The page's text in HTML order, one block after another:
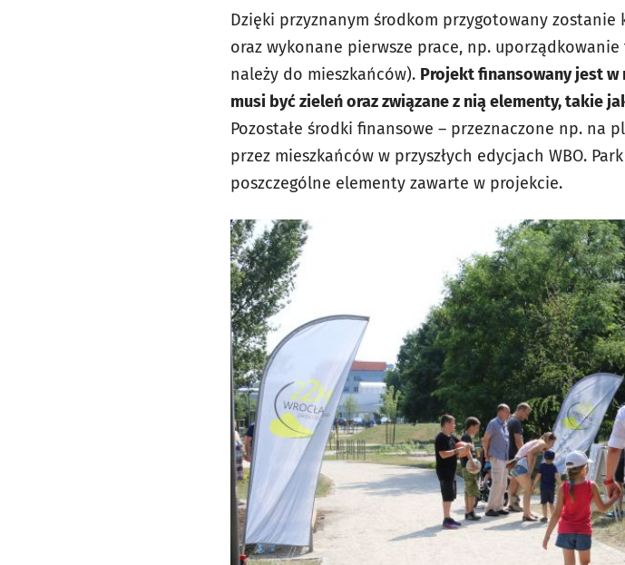
Dzięki przyznanym środkom przygotowany
oraz wykonane pierwsze prace, np.
należy do mieszkańców). Projekt finansowany jest
musi być zieleń oraz związane z nią elementy, takie
Pozostałe środki finansowe – przeznaczone np. na
przez mieszkańców w przyszłych edycjach WBO.
poszczególne elementy zawarte w projekcie.